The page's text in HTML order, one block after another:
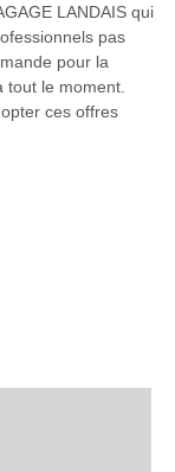
LANDAIS qui
pas
pour la
le moment.
ces offres